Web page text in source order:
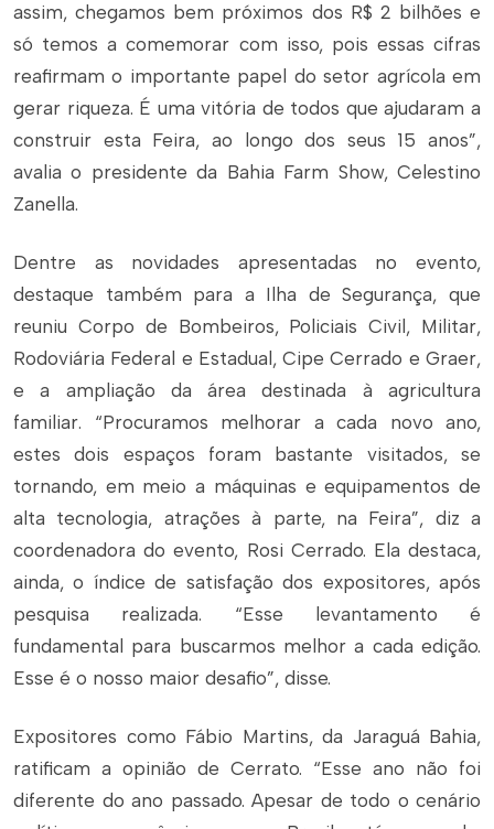
assim, chegamos bem próximos dos R$ 2 bilhões e
só temos a comemorar com isso, pois essas cifras
reafirmam o importante papel do setor agrícola em
gerar riqueza. É uma vitória de todos que ajudaram a
construir esta Feira, ao longo dos seus 15 anos”,
avalia o presidente da Bahia Farm Show, Celestino
Zanella.
Dentre as novidades apresentadas no evento,
destaque também para a Ilha de Segurança, que
reuniu Corpo de Bombeiros, Policiais Civil, Militar,
Rodoviária Federal e Estadual, Cipe Cerrado e Graer,
e a ampliação da área destinada à agricultura
familiar. “Procuramos melhorar a cada novo ano,
estes dois espaços foram bastante visitados, se
tornando, em meio a máquinas e equipamentos de
alta tecnologia, atrações à parte, na Feira”, diz a
coordenadora do evento, Rosi Cerrado. Ela destaca,
ainda, o índice de satisfação dos expositores, após
pesquisa realizada. “Esse levantamento é
fundamental para buscarmos melhor a cada edição.
Esse é o nosso maior desafio”, disse.
Expositores como Fábio Martins, da Jaraguá Bahia,
ratificam a opinião de Cerrato. “Esse ano não foi
diferente do ano passado. Apesar de todo o cenário